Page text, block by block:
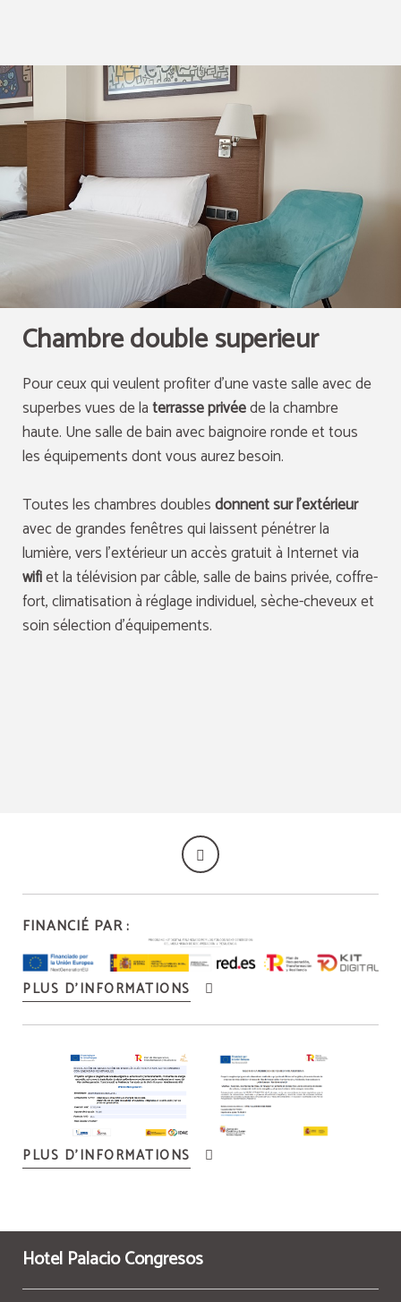
Chambre double superieur
Pour ceux qui veulent profiter d'une vaste salle avec de
superbes vues de laterrasse privéede la chambre
haute. Une salle de bain avec baignoire ronde et tous
les équipements dont vous aurez besoin.
Toutes les chambres doublesdonnent sur l'extérieur
avec de grandes fenêtres qui laissent pénétrer la
lumière, vers l'extérieur un accès gratuit à Internet via
wifiet la télévision par câble, salle de bains privée, coffre-
fort, climatisation à réglage individuel, sèche-cheveux et
soin sélection d'équipements.
FINANCIÉ PAR :
PLUS D’INFORMATIONS
PLUS D’INFORMATIONS
Hotel Palacio Congresos